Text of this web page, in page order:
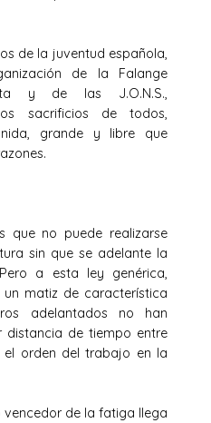
de la juventud española,
de la Falange
y de las J.O.N.S.,
sacrificios de todos,
grande y libre que
no puede realizarse
sin que se adelante la
a esta ley genérica,
matiz de característica
adelantados no han
distancia de tiempo entre
orden del trabajo en la
de la fatiga llega